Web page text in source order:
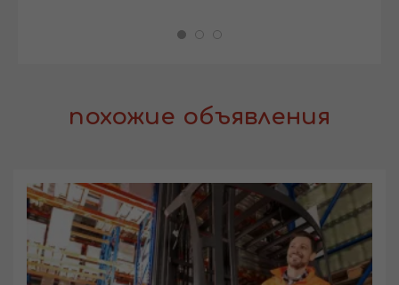
похожие объявления